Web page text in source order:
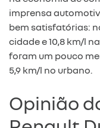
imprensa
bem satisfatórias:
cidade e 10,8 km/l
foram um pouco
5,9 km/l no urbano.
Opinião